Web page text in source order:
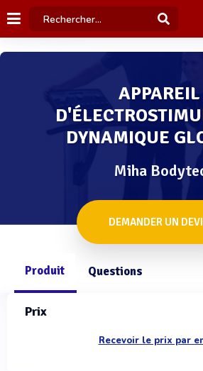
APPAREIL
DYNAMIQUE
Miha
DEMANDER UN
Produit Questions
Prix
Recevoir le prix par